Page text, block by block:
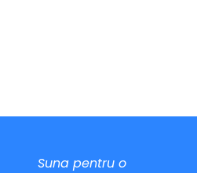
Suna pentru o